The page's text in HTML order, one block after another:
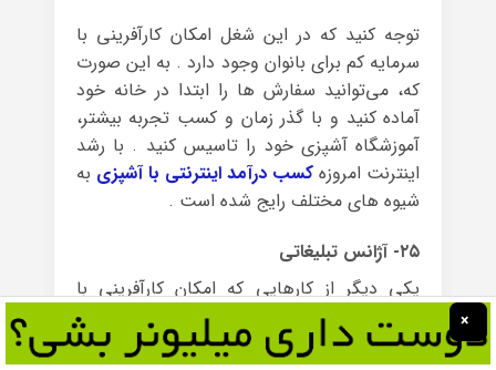
توجه کنید که در این شغل امکان کارآفرینی با
سرمایه کم برای بانوان وجود دارد . به این صورت
که، می‌توانید سفارش ها را ابتدا در خانه خود
آماده کنید و با گذر زمان و کسب تجربه بیشتر،
آموزشگاه آشپزی خود را تاسیس کنید . با رشد
اینترنت امروزه کسب درآمد اینترنتی با آشپزی به
شیوه های مختلف رایج شده است .
۲۵- آژانس تبلیغاتی
یکی دیگر از کارهایی که امکان کارآفرینی با
سرمایه کم را برای بانوان مهیا می‌کند، تأسیس
آژانس تبلیغاتی است . ایجاد آژانس تبلیغاتی،
×